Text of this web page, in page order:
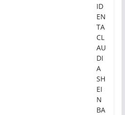
ID
EN
TA
CL
AU
DI
A
SH
EI
N
BA